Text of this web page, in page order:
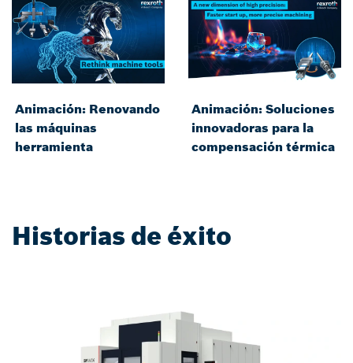
Animación: Renovando
las máquinas
herramienta
Animación: Soluciones
innovadoras para la
compensación térmica
Historias de éxito